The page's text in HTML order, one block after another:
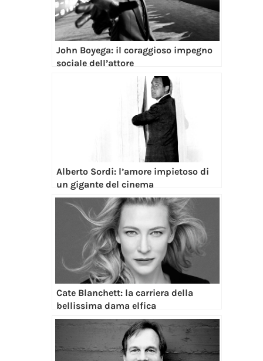
John Boyega: il coraggioso impegno
sociale dell’attore
Alberto Sordi: l’amore impietoso di
un gigante del cinema
Cate Blanchett: la carriera della
bellissima dama elfica